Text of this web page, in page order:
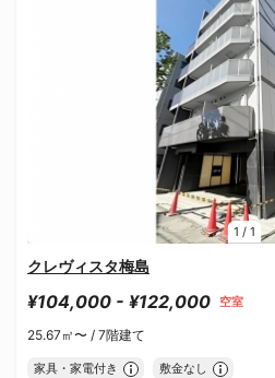
1 / 1
クレヴィスタ梅島
¥104,000 - ¥122,000 空室
25.67㎡〜 / 7階建て
家具・家電付き 敷金なし